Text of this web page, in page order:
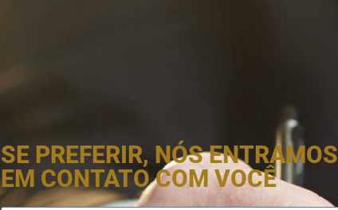
SE PREFERIR, NÓS ENTRAMOS
EM CONTATO COM VOCÊ